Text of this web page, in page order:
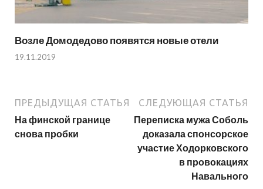
Возле Домодедово появятся новые отели
19.11.2019
ПРЕДЫДУЩАЯ СТАТЬЯ
На финской границе
снова пробки
СЛЕДУЮЩАЯ СТАТЬЯ
Переписка мужа Соболь
доказала спонсорское
участие Ходорковского
в провокациях
Навального